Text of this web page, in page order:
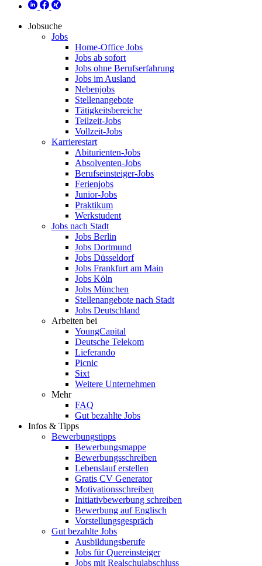
Jobsuche
Jobs
Home-Office Jobs
Jobs ab sofort
Jobs ohne Berufserfahrung
Jobs im Ausland
Nebenjobs
Stellenangebote
Tätigkeitsbereiche
Teilzeit-Jobs
Vollzeit-Jobs
Karrierestart
Abiturienten-Jobs
Absolventen-Jobs
Berufseinsteiger-Jobs
Ferienjobs
Junior-Jobs
Praktikum
Werkstudent
Jobs nach Stadt
Jobs Berlin
Jobs Dortmund
Jobs Düsseldorf
Jobs Frankfurt am Main
Jobs Köln
Jobs München
Stellenangebote nach Stadt
Jobs Deutschland
Arbeiten bei
YoungCapital
Deutsche Telekom
Lieferando
Picnic
Sixt
Weitere Unternehmen
Mehr
FAQ
Gut bezahlte Jobs
Infos & Tipps
Bewerbungstipps
Bewerbungsmappe
Bewerbungsschreiben
Lebenslauf erstellen
Gratis CV Generator
Motivationsschreiben
Initiativbewerbung schreiben
Bewerbung auf Englisch
Vorstellungsgespräch
Gut bezahlte Jobs
Ausbildungsberufe
Jobs für Quereinsteiger
Jobs mit Realschulabschluss